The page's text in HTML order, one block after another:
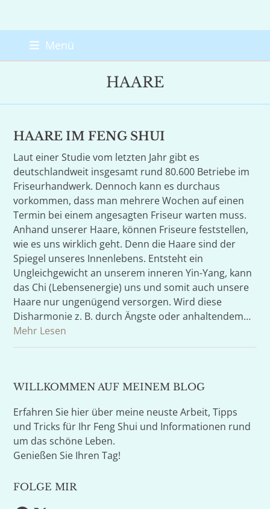
content
Menü
HAARE
HAARE IM FENG SHUI
Laut einer Studie vom letzten Jahr gibt es
deutschlandweit insgesamt rund 80.600 Betriebe im
Friseurhandwerk. Dennoch kann es durchaus
vorkommen, dass man mehrere Wochen auf einen
Termin bei einem angesagten Friseur warten muss.
Anhand unserer Haare, können Friseure feststellen,
wie es uns wirklich geht. Denn die Haare sind der
Spiegel unseres Innenlebens. Entsteht ein
Ungleichgewicht an unserem inneren Yin-Yang, kann
das Chi (Lebensenergie) uns und somit auch unsere
Haare nur ungenügend versorgen. Wird diese
Disharmonie z. B. durch Ängste oder anhaltendem…
Mehr Lesen
WILLKOMMEN AUF MEINEM BLOG
Erfahren Sie hier über meine neuste Arbeit, Tipps
und Tricks für Ihr Feng Shui und Informationen rund
um das schöne Leben.
Genießen Sie Ihren Tag!
FOLGE MIR